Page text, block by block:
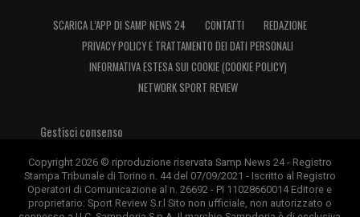
SCARICA L’APP DI SAMP NEWS 24 CONTATTI
REDAZIONE
PRIVACY POLICY E TRATTAMENTO DEI DATI PERSONALI
INFORMATIVA ESTESA SUI COOKIE (COOKIE POLICY)
NETWORK SPORT REVIEW
Gestisci consenso
Copyright 2026 © riproduzione riservata Samp News 24 - Registro
Stampa Tribunale di Torino n. 44 del 07/09/2021 - Iscritto al Registro
Operatori di Comunicazione al n. 26692 - PI 11028660014 Editore e
proprietario: Sport Review S.r.l Sito non ufficiale, non autorizzato o